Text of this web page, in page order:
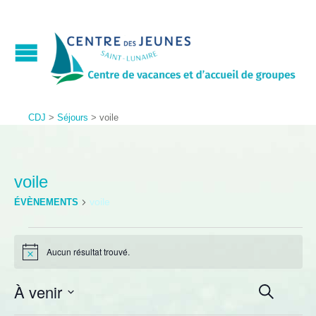
CDJ > Séjours > voile
voile
ÉVÈNEMENTS voile
Notice Aucun résultat trouvé.
Recherche
À venir